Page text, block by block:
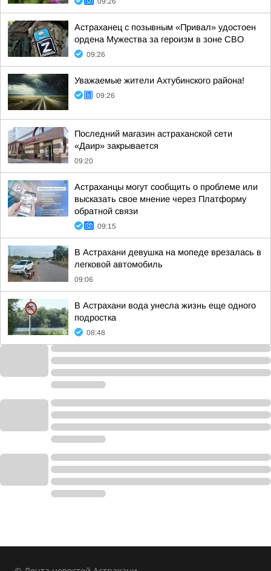
Астраханец с позывным «Привал» удостоен
ордена Мужества за героизм в зоне СВО
09:26
Уважаемые жители Ахтубинского района!
09:26
Последний магазин астраханской сети
«Даир» закрывается
09:20
Астраханцы могут сообщить о проблеме или
высказать свое мнение через Платформу
обратной связи
09:15
В Астрахани девушка на мопеде врезалась в
легковой автомобиль
09:06
В Астрахани вода унесла жизнь еще одного
подростка
08:48